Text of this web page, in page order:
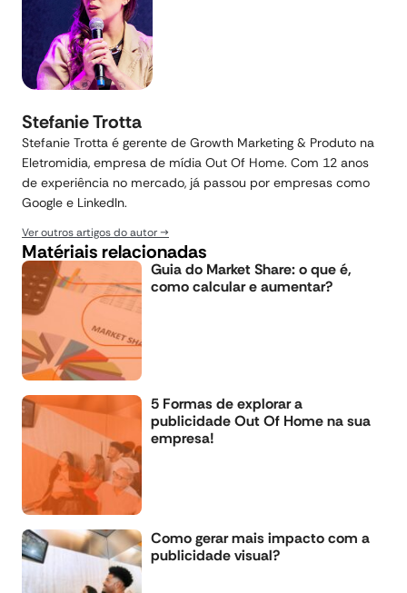
Stefanie Trotta
Stefanie Trotta é gerente de Growth Marketing & Produto na
Eletromidia, empresa de mídia Out Of Home. Com 12 anos
de experiência no mercado, já passou por empresas como
Google e LinkedIn.
Ver outros artigos do autor
Matériais relacionadas
Guia do Market Share: o que é,
como calcular e aumentar?
5 Formas de explorar a
publicidade Out Of Home na sua
empresa!
Como gerar mais impacto com a
publicidade visual?